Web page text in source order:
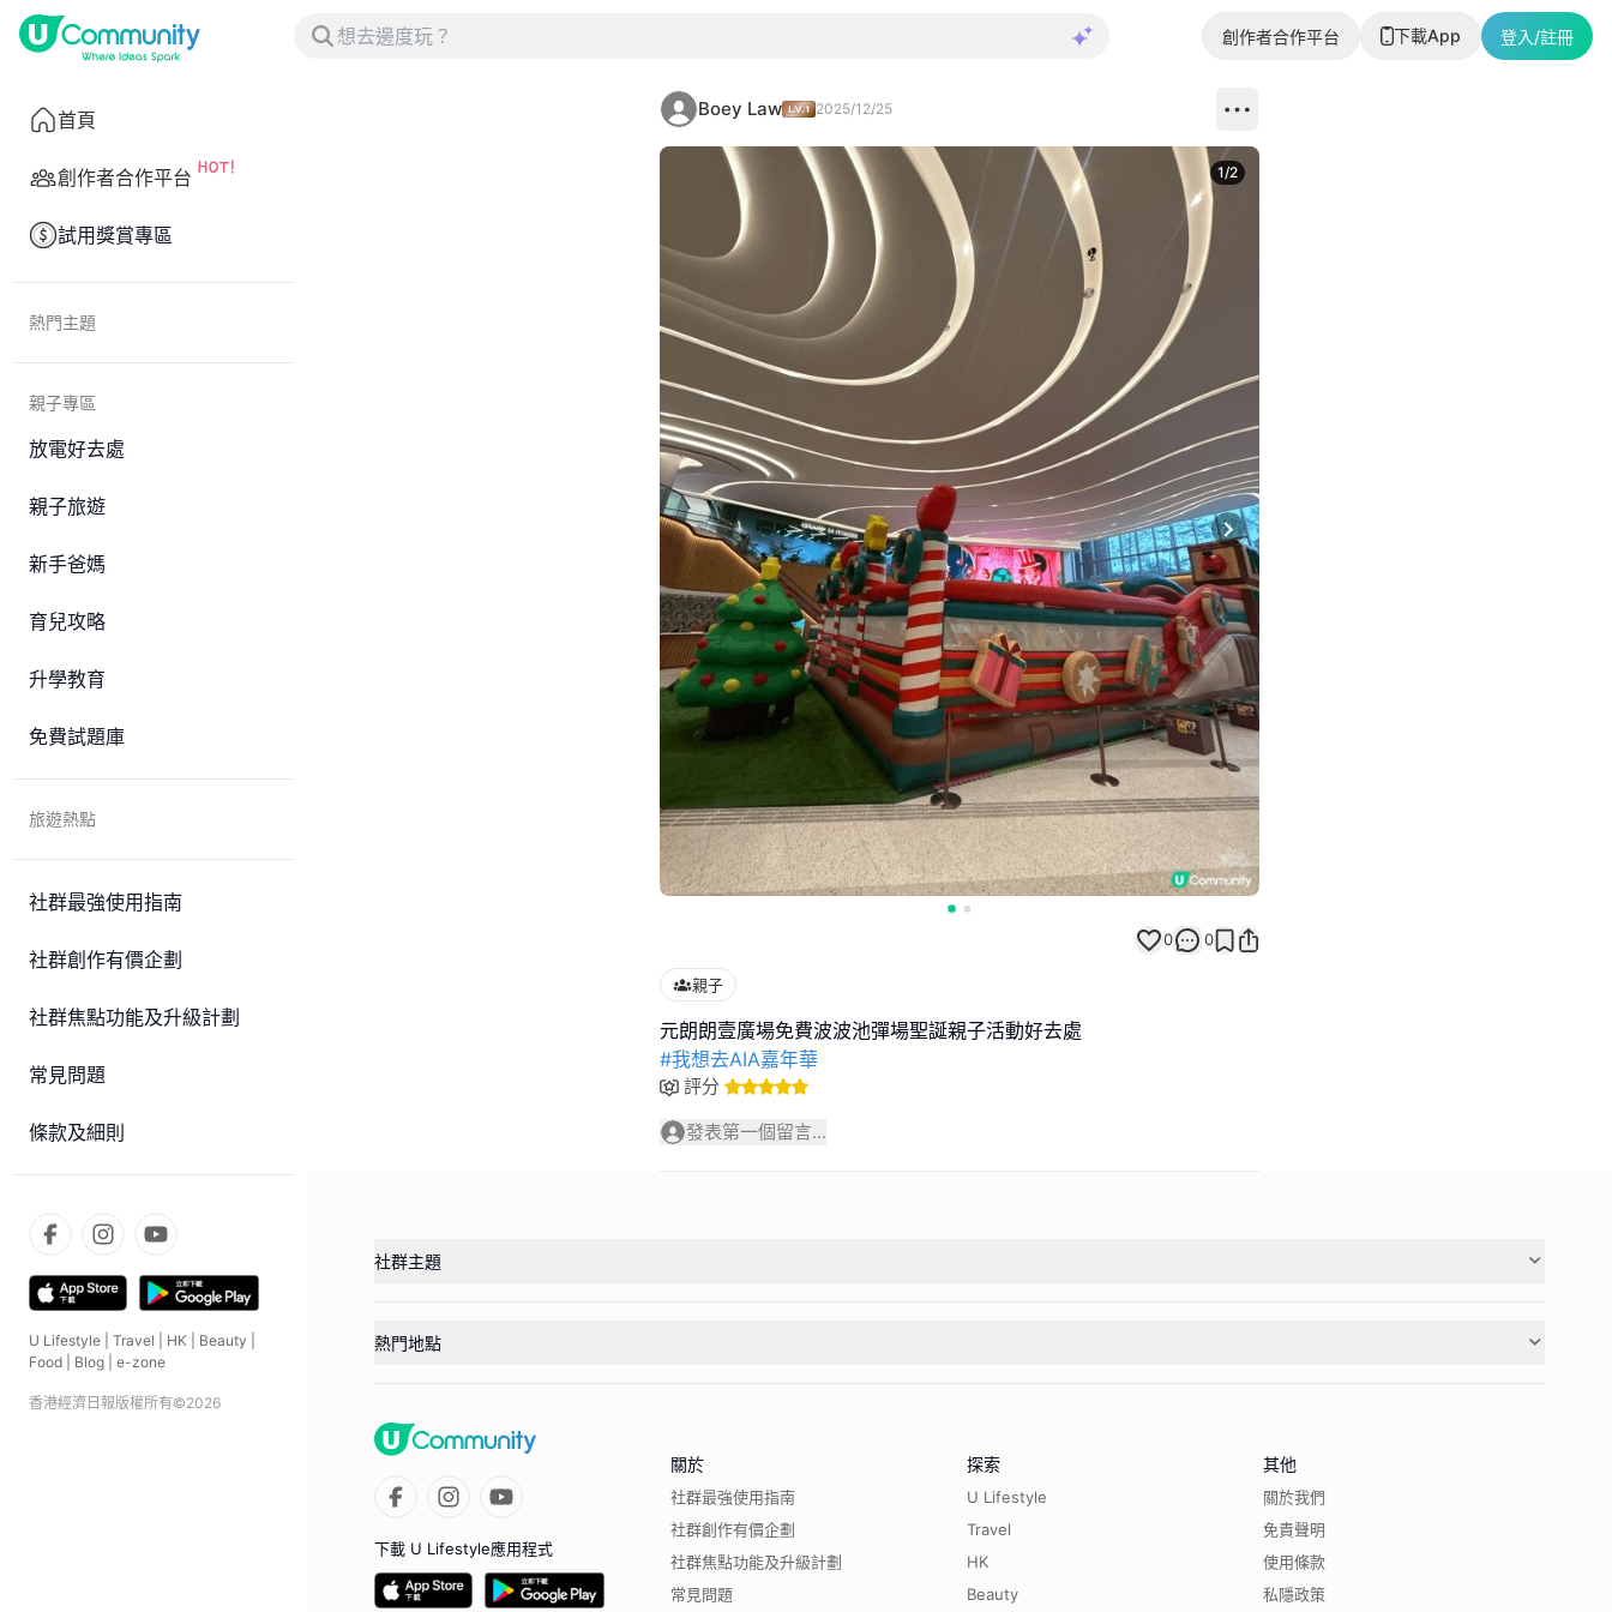
創作者合作平台 下載App 登入/註冊
首頁
創作者合作平台
試用獎賞專區
熱門主題
親子專區
放電好去處
親子旅遊
新手爸媽
育兒攻略
升學教育
免費試題庫
旅遊熱點
社群最強使用指南
社群創作有價企劃
社群焦點功能及升級計劃
常見問題
條款及細則
U Lifestyle Travel HK Beauty
Food
Blog e-zone
香港經濟日報版權所有©2026
Boey Law 2025/12/25
Next slide
1/2
0 0
親子
#我想去AIA嘉年華
評分
發表第一個留言...
社群主題
熱門地點
下載 U Lifestyle應用程式
關於
社群最強使用指南
社群創作有價企劃
社群焦點功能及升級計劃
常見問題
探索
U Lifestyle
Travel
HK
Beauty
其他
關於我們
免責聲明
使用條款
私隱政策